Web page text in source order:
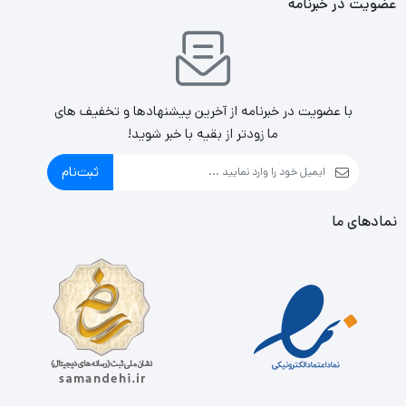
عضویت در خبرنامه
با عضویت در خبرنامه از آخرین پیشنهادها و تخفیف های
ما زودتر از بقیه با خبر شوید!
ثبت‌نام
نمادهای ما